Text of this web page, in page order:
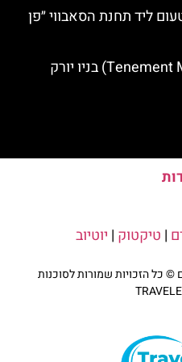
ליד תחנת הסאבווי ״פן
| טיקטוק | יוטיוב
כל הזכויות שמורות לסוכנות